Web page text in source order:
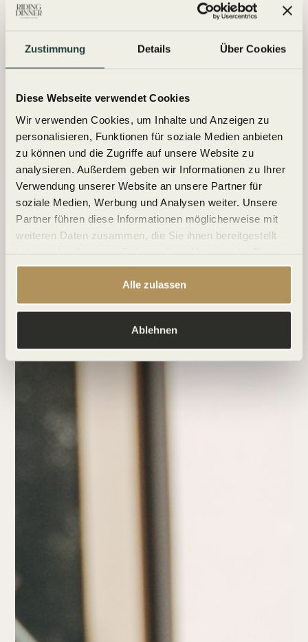
Zustimmung Details Über Cookies
Diese Webseite verwendet Cookies
Wir verwenden Cookies, um Inhalte und Anzeigen zu
personalisieren, Funktionen für soziale Medien anbieten
zu können und die Zugriffe auf unsere Website zu
analysieren. Außerdem geben wir Informationen zu Ihrer
Verwendung unserer Website an unsere Partner für
soziale Medien, Werbung und Analysen weiter. Unsere
Partner führen diese Informationen möglicherweise mit
weiteren Daten zusammen, die Sie ihnen bereitgestellt
gesammelt haben.
Alle zulassen
Ablehnen
IMPRESSIONEN